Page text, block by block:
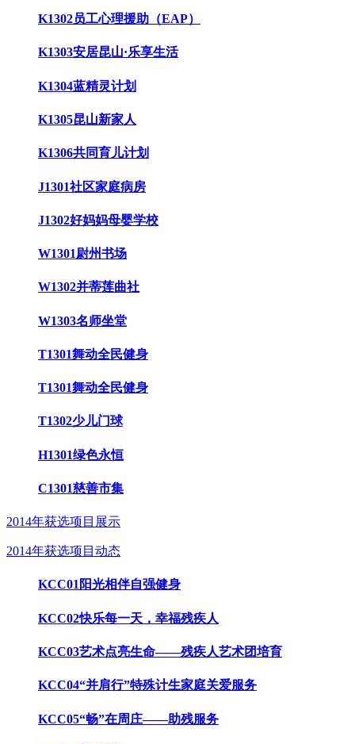
K1302员工心理援助（EAP）
K1303安居昆山·乐享生活
K1304蓝精灵计划
K1305昆山新家人
K1306共同育儿计划
J1301社区家庭病房
J1302好妈妈母婴学校
W1301尉州书场
W1302并蒂莲曲社
W1303名师坐堂
T1301舞动全民健身
T1301舞动全民健身
T1302少儿门球
H1301绿色永恒
C1301慈善市集
2014年获选项目展示
2014年获选项目动态
KCC01阳光相伴自强健身
KCC02快乐每一天，幸福残疾人
KCC03艺术点亮生命——残疾人艺术团培育
KCC04“并肩行”特殊计生家庭关爱服务
KCC05“畅”在周庄——助残服务